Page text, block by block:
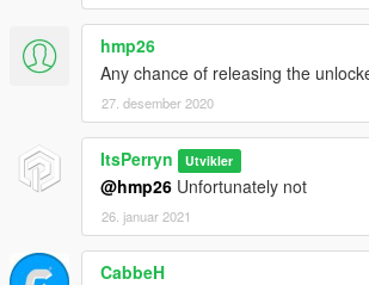
hmp26
Any chance of releasing the
27. desember 2020
ItsPerryn Utvikler
@hmp26 Unfortunately not
26. januar 2021
CabbeH